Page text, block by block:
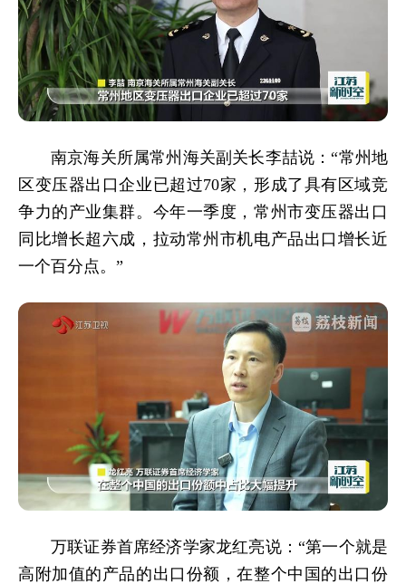
南京海关所属常州海关副关长李喆说：“常州地
区变压器出口企业已超过70家，形成了具有区域竞
争力的产业集群。今年一季度，常州市变压器出口
同比增长超六成，拉动常州市机电产品出口增长近
一个百分点。”
万联证券首席经济学家龙红亮说：“第一个就是
高附加值的产品的出口份额，在整个中国的出口份